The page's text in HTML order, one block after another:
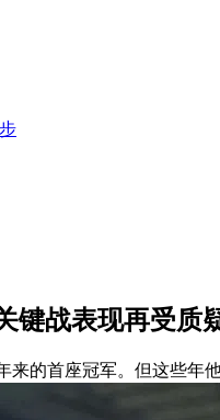
键战表现再受质
的首座冠军。但这些年